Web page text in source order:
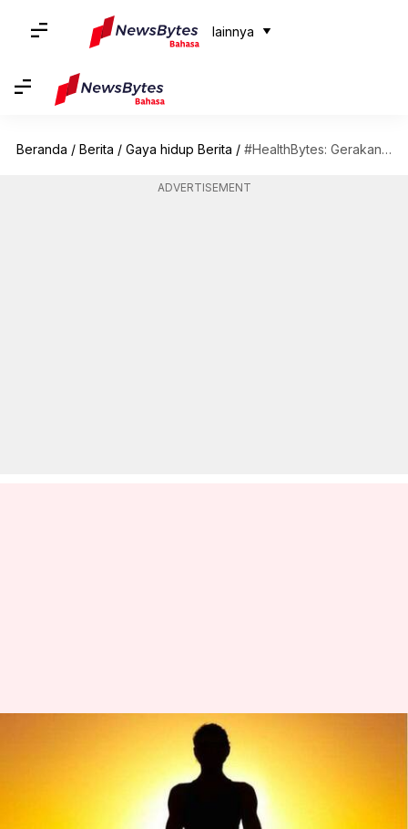
lainnya
Beranda / Berita / Gaya hidup Berita / #HealthBytes: Gerakan yoga untuk membantu menenangkan pikiran dari stres
ADVERTISEMENT
#HealthBytes: Gerakan yoga
untuk membantu
menenangkan pikiran dari